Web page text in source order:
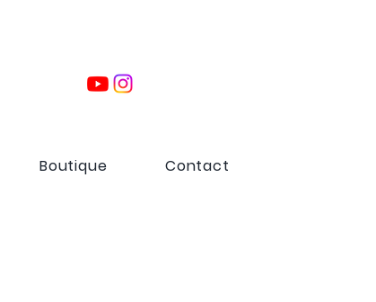
Boutique Contact